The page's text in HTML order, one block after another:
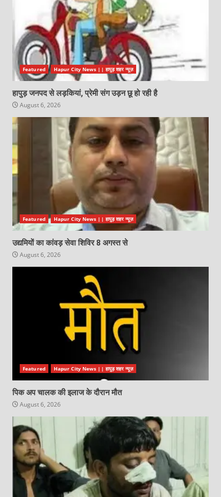
Featured Hapur City News || हापुड़ शहर न्यूज़
हापुड़ जनपद से लड़कियां, प्रेमी संग उड़न छू हो रही है
August 6, 2026
Featured Hapur City News || हापुड़ शहर न्यूज़
उद्यमियों का कांवड़ सेवा शिविर 8 अगस्त से
August 6, 2026
Featured Hapur City News || हापुड़ शहर न्यूज़
पिक अप चालक की इलाज के दौरान मौत
August 6, 2026